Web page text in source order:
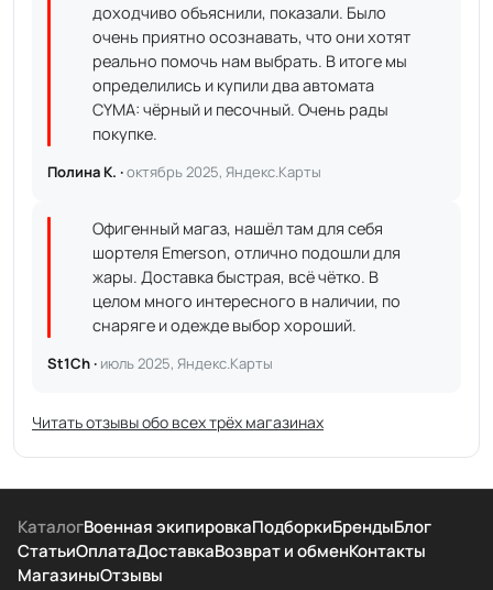
доходчиво объяснили, показали. Было
очень приятно осознавать, что они хотят
реально помочь нам выбрать. В итоге мы
определились и купили два автомата
CYMA: чёрный и песочный. Очень рады
покупке.
Полина К. ·октябрь 2025, Яндекс.Карты
Офигенный магаз, нашёл там для себя
шортеля Emerson, отлично подошли для
жары. Доставка быстрая, всё чётко. В
целом много интересного в наличии, по
снаряге и одежде выбор хороший.
St1Ch · июль 2025, Яндекс.Карты
Читать отзывы обо всех трёх магазинах
КаталогВоенная экипировкаПодборкиБрендыБлог
СтатьиОплатаДоставкаВозврат и обменКонтакты
МагазиныОтзывы